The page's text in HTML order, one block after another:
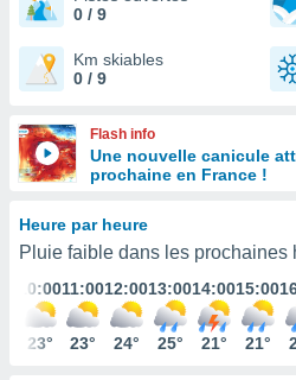
les
des
par le
ACCEPTER
CONTINUER
PARAMÈTRES
0 / 9
Km skiables
0 / 9
Flash info
Une nouvelle canicule
prochaine en France !
Heure par heure
Pluie faible dans les prochaines
10:00
23°
11:00
23°
12:00
24°
13:00
25°
14:00
21°
15:00
21°